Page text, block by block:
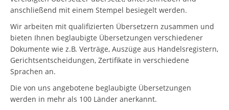
anschließend mit einem Stempel besiegelt werden.
Wir arbeiten mit qualifizierten Übersetzern zusammen und
bieten Ihnen beglaubigte Übersetzungen verschiedener
Dokumente wie z.B. Verträge, Auszüge aus Handelsregistern,
Gerichtsentscheidungen, Zertifikate in verschiedene
Sprachen an.
Die von uns angebotene beglaubigte Übersetzungen
werden in mehr als 100 Länder anerkannt.